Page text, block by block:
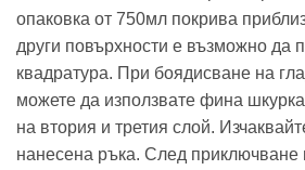
опаковка от 750мл покрива
други повърхности е възможно да
квадратура. При боядисване на
можете да използвате фина
на втория и третия слой.
нанесена ръка. След приключване